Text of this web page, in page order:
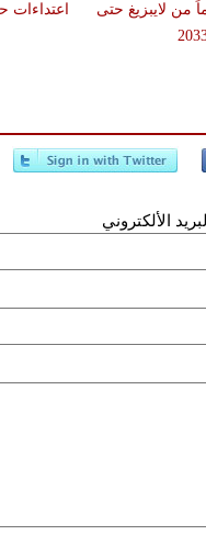
اعتداءات
من لايبزيغ حتى
الألكتروني